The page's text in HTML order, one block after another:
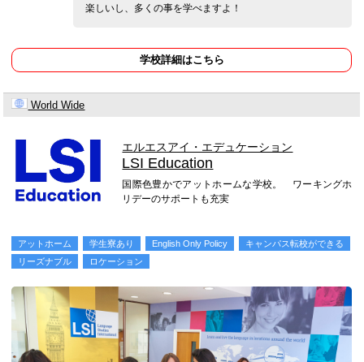
楽しいし、多くの事を学べますよ！
学校詳細はこちら
World Wide
エルエスアイ・エデュケーション
LSI Education
国際色豊かでアットホームな学校。 ワーキングホ
リデーのサポートも充実
アットホーム 学生寮あり English Only Policy
キャンパス転校ができる
リーズナブル
ロケーション